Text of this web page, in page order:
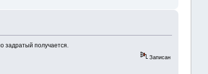
задратый получается.
Записан